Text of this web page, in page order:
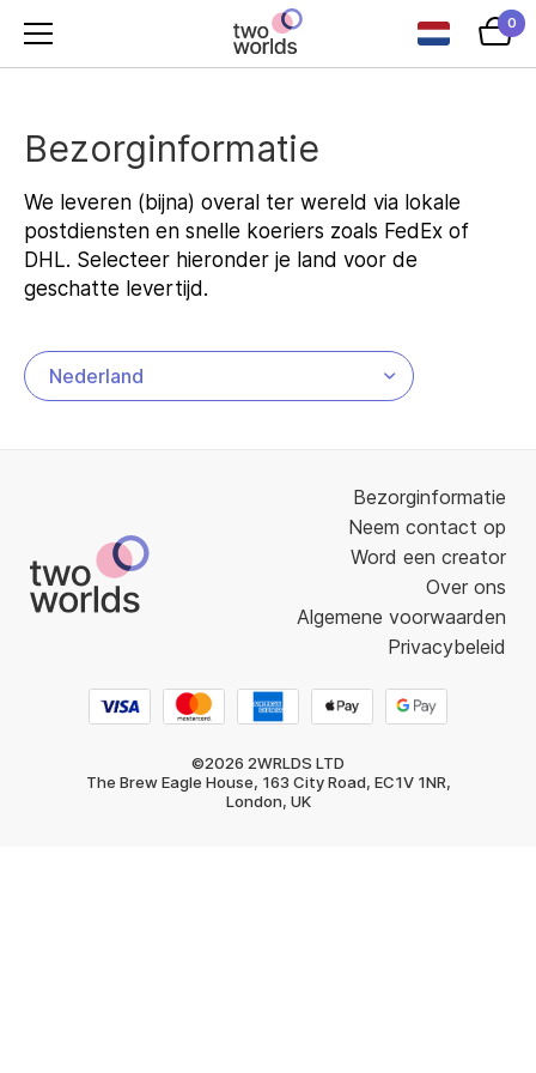
0
Bezorginformatie
We leveren (bijna) overal ter wereld via lokale
postdiensten en snelle koeriers zoals FedEx of
DHL. Selecteer hieronder je land voor de
geschatte levertijd.
Bezorginformatie
Neem contact op
Word een creator
Over ons
Algemene voorwaarden
Privacybeleid
©2026 2WRLDS LTD
The Brew Eagle House, 163 City Road, EC1V 1NR,
London, UK